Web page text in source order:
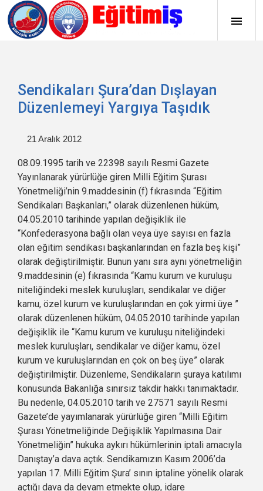
Sendikaları Şura’dan Dışlayan
Düzenlemeyi Yargıya Taşıdık
21 Aralık 2012
08.09.1995 tarih ve 22398 sayılı Resmi Gazete
Yayınlanarak yürürlüğe giren Milli Eğitim Şurası
Yönetmeliği’nin 9.maddesinin (f) fıkrasında “Eğitim
Sendikaları Başkanları,” olarak düzenlenen hüküm,
04.05.2010 tarihinde yapılan değişiklik ile
“Konfederasyona bağlı olan veya üye sayısı en fazla
olan eğitim sendikası başkanlarından en fazla beş kişi”
olarak değiştirilmiştir. Bunun yanı sıra aynı yönetmeliğin
9.maddesinin (e) fıkrasında “Kamu kurum ve kuruluşu
niteliğindeki meslek kuruluşları, sendikalar ve diğer
kamu, özel kurum ve kuruluşlarından en çok yirmi üye ”
olarak düzenlenen hüküm, 04.05.2010 tarihinde yapılan
değişiklik ile “Kamu kurum ve kuruluşu niteliğindeki
meslek kuruluşları, sendikalar ve diğer kamu, özel
kurum ve kuruluşlarından en çok on beş üye” olarak
değiştirilmiştir. Düzenleme, Sendikaların şuraya katılımı
konusunda Bakanlığa sınırsız takdir hakkı tanımaktadır.
Bu nedenle, 04.05.2010 tarih ve 27571 sayılı Resmi
Gazete’de yayımlanarak yürürlüğe giren “Milli Eğitim
Şurası Yönetmeliğinde Değişiklik Yapılmasına Dair
Yönetmeliğin” hukuka aykırı hükümlerinin iptali amacıyla
Danıştay’a dava açtık. Sendikamızın Kasım 2006’da
yapılan 17. Milli Eğitim Şura’ sının iptaline yönelik olarak
açtığı dava da devam etmekte olup, idare